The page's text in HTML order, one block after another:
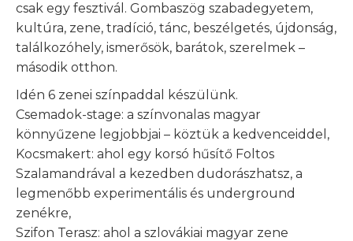
csak egy fesztivál. Gombaszög szabadegyetem,
kultúra, zene, tradíció, tánc, beszélgetés, újdonság,
találkozóhely, ismerősök, barátok, szerelmek –
második otthon.
Idén 6 zenei színpaddal készülünk.
Csemadok-stage: a színvonalas magyar
könnyűzene legjobbjai – köztük a kedvenceiddel,
Kocsmakert: ahol egy korsó hűsítő Foltos
Szalamandrával a kezedben dudorászhatsz, a
legmenőbb experimentális és underground
zenékre,
Szifon Terasz: ahol a szlovákiai magyar zene